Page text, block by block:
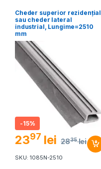
Cheder superior rezidenţial
sau cheder lateral
industrial, Lungime=2510
mm
-15%
2397 lei 2835 lei
SKU: 1085N-2510